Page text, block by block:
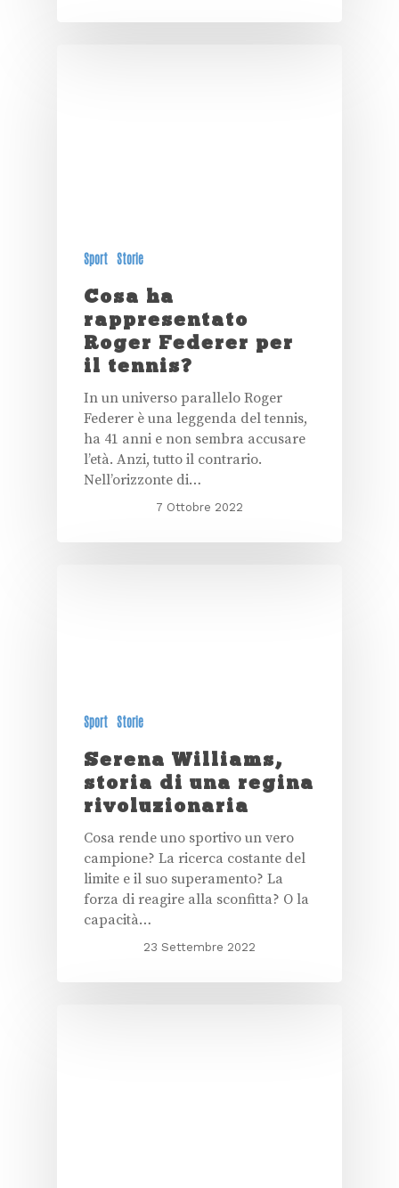
Sport Storie
Cosa ha
rappresentato
Roger Federer per
il tennis?
In un universo parallelo Roger
Federer è una leggenda del tennis,
ha 41 anni e non sembra accusare
l’età. Anzi, tutto il contrario.
Nell’orizzonte di…
7 Ottobre 2022
Sport Storie
Serena Williams,
storia di una regina
rivoluzionaria
Cosa rende uno sportivo un vero
campione? La ricerca costante del
limite e il suo superamento? La
forza di reagire alla sconfitta? O la
capacità…
23 Settembre 2022